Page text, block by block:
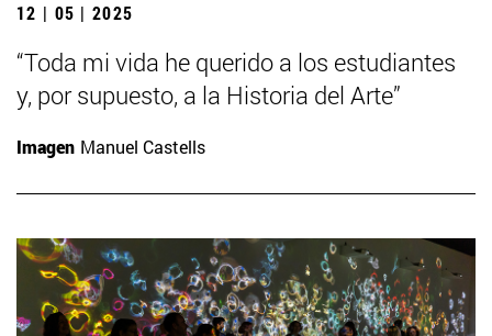
12 | 05 | 2025
“Toda mi vida he querido a los estudiantes
y, por supuesto, a la Historia del Arte”
Imagen Manuel Castells